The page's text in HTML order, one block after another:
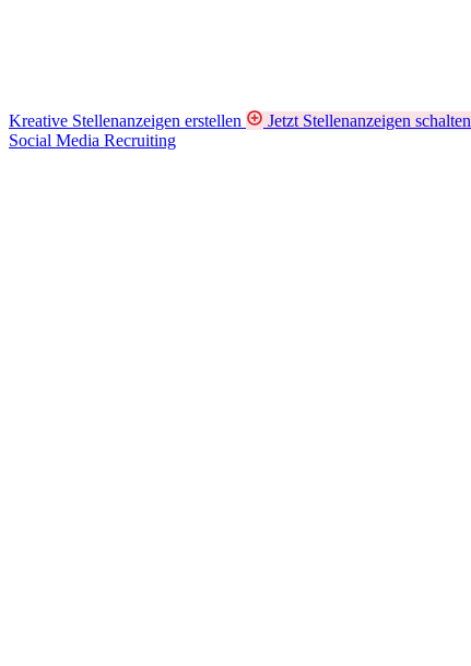
Kreative Stellenanzeigen erstellen
Jetzt Stellenanzeigen schalten
Social Media Recruiting